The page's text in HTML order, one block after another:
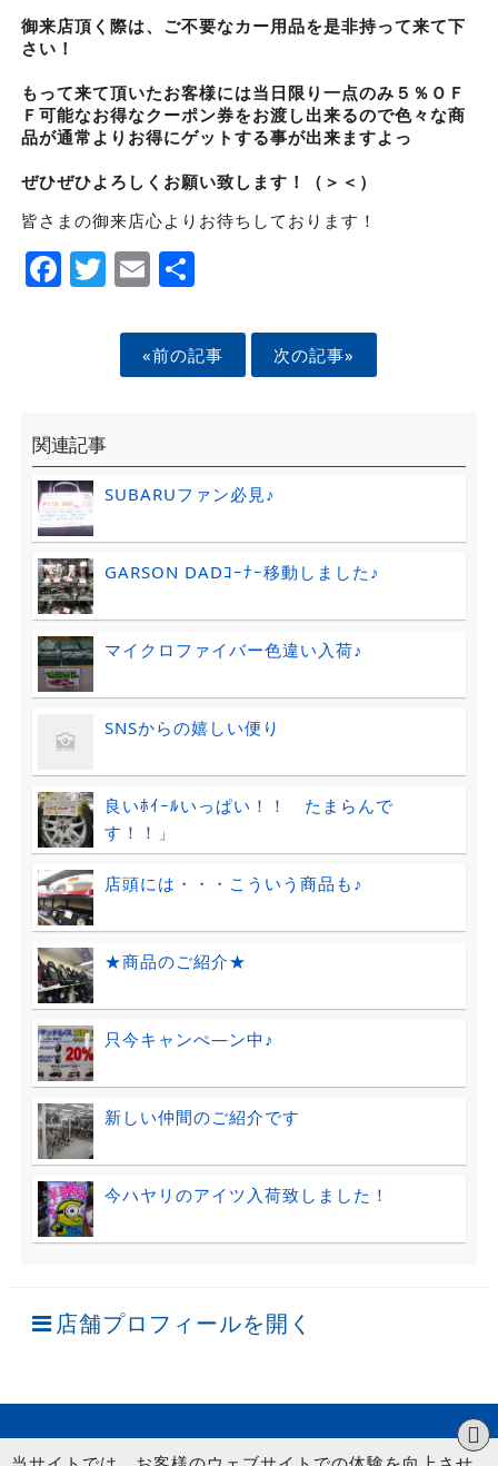
御来店頂く際は、 ご不要なカー用品を是非持って来て下
さい！
もって来て頂いたお客様には当日限り一点のみ ５％ＯＦ
Ｆ 可能なお得なクーポン券をお渡し出来るので色々な商
品が通常よりお得にゲットする事が出来ますよっ
ぜひぜひよろしくお願い致します！（＞＜）
皆さまの御来店心よりお待ちしております！
Facebook
Twitter
EmailShare
«前の記事 次の記事»
関連記事
SUBARUファン必見♪
GARSON DADｺｰﾅｰ移動しました♪
マイクロファイバー色違い入荷♪
SNSからの嬉しい便り
良いﾎｲｰﾙいっぱい！！ たまらんで
す！！」
店頭には・・・こういう商品も♪
★商品のご紹介★
只今キャンぺ―ン中♪
新しい仲間のご紹介です
今ハヤリのアイツ入荷致しました！
店舗プロフィールを開く